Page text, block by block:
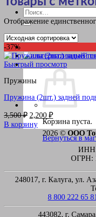
Искать:
Корзина пуста.
Вернуться в
Отображение
-37%
Быстрый просмотр
Пружины
Пружина (2шт.) задней
3,500₽ Первоначальная
цена
составляла
3,500 ₽.
2,200 ₽Текущая
цена:
2,200 ₽.
В корзину
2026 © ООО
ИНН:
ОГРН:
248017, г. Калуга, ул.
8 800 222 65 81
443082, г.